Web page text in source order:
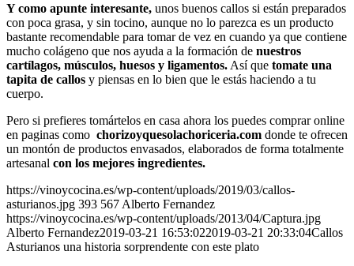
Y como apunte interesante, unos buenos callos si están preparados
con poca grasa, y sin tocino, aunque no lo parezca es un producto
bastante recomendable para tomar de vez en cuando ya que contiene
mucho colágeno que nos ayuda a la formación de nuestros
cartílagos, músculos, huesos y ligamentos. Así que tomate una
tapita de callos y piensas en lo bien que le estás haciendo a tu
cuerpo.
Pero si prefieres tomártelos en casa ahora los puedes comprar online
en paginas como chorizoyquesolachoriceria.com donde te ofrecen
un montón de productos envasados, elaborados de forma totalmente
artesanal con los mejores ingredientes.
https://vinoycocina.es/wp-content/uploads/2019/03/callos-
asturianos.jpg 393 567 Alberto Fernandez
https://vinoycocina.es/wp-content/uploads/2013/04/Captura.jpg
Alberto Fernandez2019-03-21 16:53:022019-03-21 20:33:04Callos
Asturianos una historia sorprendente con este plato